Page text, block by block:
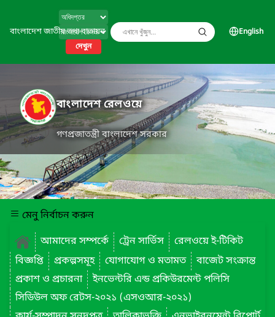
বাংলাদেশ জাতীয় তথ্য বাতায়ন
দেখুন
English
বাংলাদেশ রেলওয়ে
গণপ্রজাতন্ত্রী বাংলাদেশ সরকার
মেনু নির্বাচন করুন
আমাদের সম্পর্কে
ট্রেন সার্ভিস
রেলওয়ে ই-টিকিট
বিজ্ঞপ্তি
প্রকল্পসমূহ যোগাযোগ ও মতামত
বাজেট সংক্রান্ত
প্রকাশ ও প্রচারনা
ইনভেন্টরি এন্ড প্রকিউরমেন্ট পলিসি
সিডিউল অফ রেটস-২০২১ (এসওআর-২০২১)